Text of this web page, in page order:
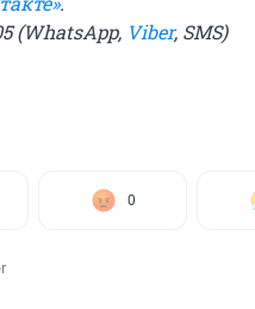
(WhatsApp, Viber, SMS)
0